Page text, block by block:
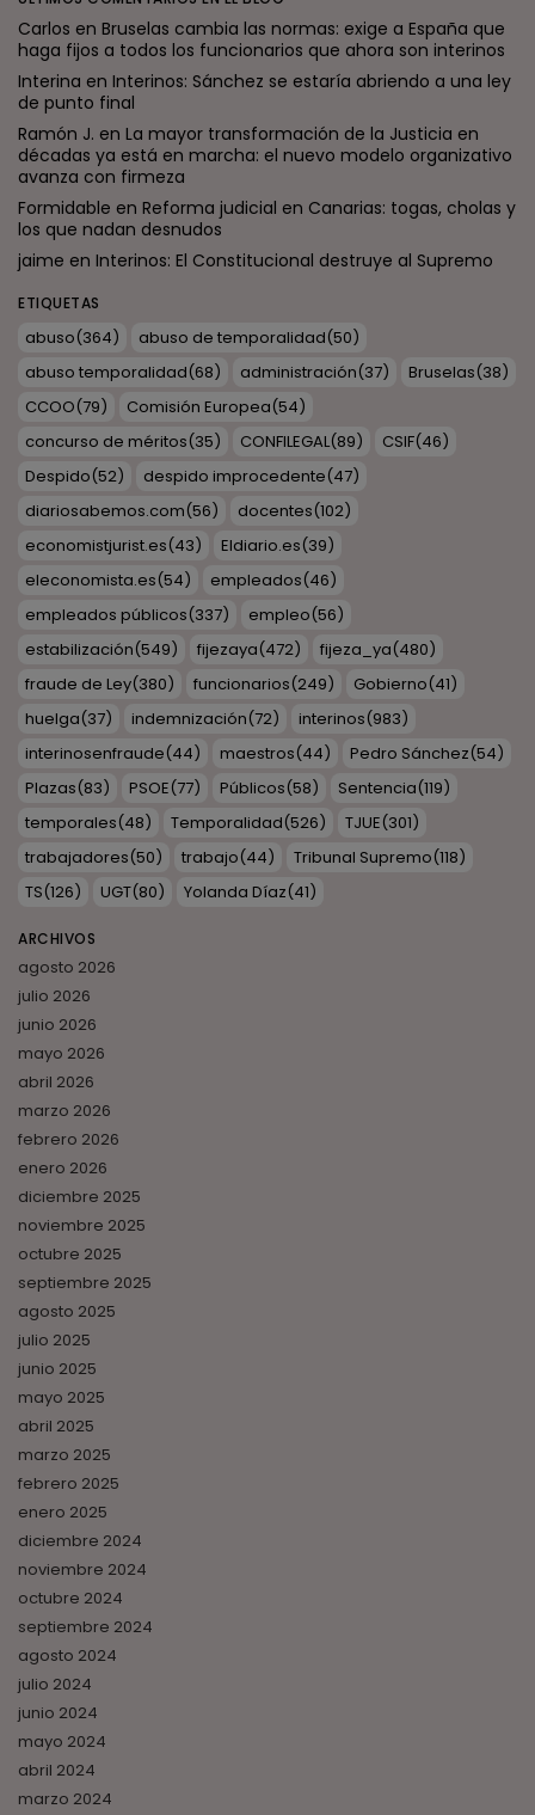
Carlos en Bruselas cambia las normas: exige a España que
haga fijos a todos los funcionarios que ahora son interinos
Interina en Interinos: Sánchez se estaría abriendo a una ley
de punto final
Ramón J. en La mayor transformación de la Justicia en
décadas ya está en marcha: el nuevo modelo organizativo
avanza con firmeza
Formidable en Reforma judicial en Canarias: togas, cholas y
los que nadan desnudos
jaime en Interinos: El Constitucional destruye al Supremo
ETIQUETAS
abuso(364) abuso de temporalidad(50)
abuso temporalidad(68) administración(37) Bruselas(38)
CCOO(79) Comisión Europea(54)
concurso de méritos(35) CONFILEGAL(89) CSIF(46)
Despido(52) despido improcedente(47)
diariosabemos.com(56) docentes(102)
economistjurist.es(43) Eldiario.es(39)
eleconomista.es(54) empleados(46)
empleados públicos(337) empleo(56)
estabilización(549) fijezaya(472) fijeza_ya(480)
fraude de Ley(380) funcionarios(249) Gobierno(41)
huelga(37) indemnización(72) interinos(983)
interinosenfraude(44) maestros(44) Pedro Sánchez(54)
Plazas(83) PSOE(77) Públicos(58) Sentencia(119)
temporales(48) Temporalidad(526) TJUE(301)
trabajadores(50) trabajo(44) Tribunal Supremo(118)
TS(126) UGT(80) Yolanda Díaz(41)
ARCHIVOS
agosto 2026
julio 2026
junio 2026
mayo 2026
abril 2026
marzo 2026
febrero 2026
enero 2026
diciembre 2025
noviembre 2025
octubre 2025
septiembre 2025
agosto 2025
julio 2025
junio 2025
mayo 2025
abril 2025
marzo 2025
febrero 2025
enero 2025
diciembre 2024
noviembre 2024
octubre 2024
septiembre 2024
agosto 2024
julio 2024
junio 2024
mayo 2024
abril 2024
marzo 2024